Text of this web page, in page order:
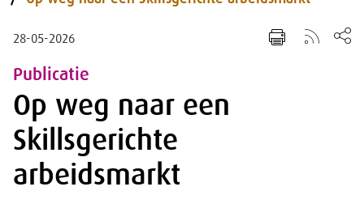
28-05-2026
Publicatie
Op weg naar een
Skillsgerichte
arbeidsmarkt